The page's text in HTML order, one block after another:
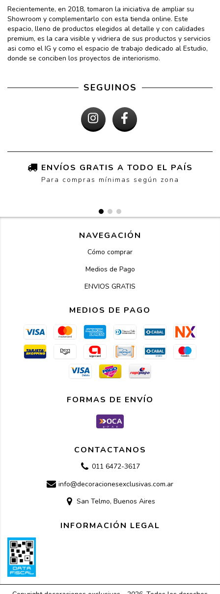
Recientemente, en 2018, tomaron la iniciativa de ampliar su
Showroom y complementarlo con esta tienda online. Este
espacio, lleno de productos elegidos al detalle y con calidades
premium, es la cara visible y vidriera de sus productos y servicios
asi como el IG y como el espacio de trabajo dedicado al Estudio,
donde se conciben los proyectos de interiorismo.
SEGUINOS
ENVÍOS GRATIS A TODO EL PAÍS
Para compras mínimas según zona
NAVEGACIÓN
Cómo comprar
Medios de Pago
ENVIOS GRATIS
MEDIOS DE PAGO
FORMAS DE ENVÍO
CONTACTANOS
011 6472-3617
info@decoracionesexclusivas.com.ar
San Telmo, Buenos Aires
INFORMACIÓN LEGAL